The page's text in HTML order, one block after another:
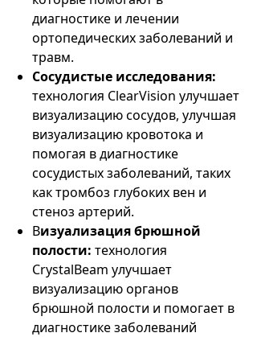
диагностике и лечении
ортопедических заболеваний и
травм.
Сосудистые исследования:
технология ClearVision улучшает
визуализацию сосудов, улучшая
визуализацию кровотока и
помогая в диагностике
сосудистых заболеваний, таких
как тромбоз глубоких вен и
стеноз артерий.
Визуализация брюшной
полости: технология
CrystalBeam улучшает
визуализацию органов
брюшной полости и помогает в
диагностике заболеваний